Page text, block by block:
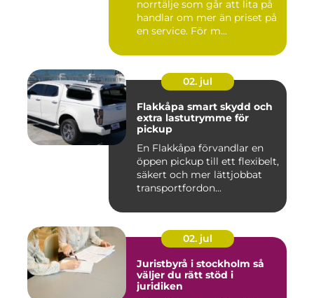
norrtälje som går att lita på
handlar om mer än priset på
en service. För m...
02. jul
Flakkåpa smart skydd och
extra lastutrymme för
pickup
En Flakkåpa förvandlar en
öppen pickup till ett flexibelt,
säkert och mer lättjobbat
transportfordon...
02. jul
Juristbyrå i stockholm så
väljer du rätt stöd i
juridiken